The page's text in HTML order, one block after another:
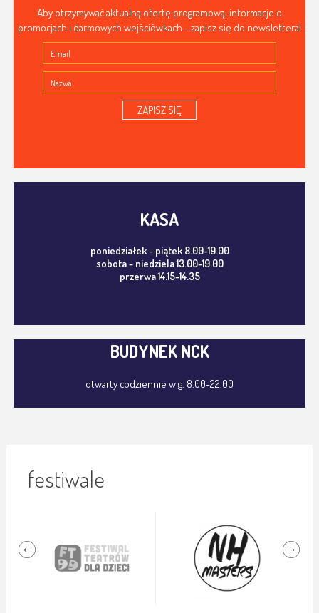
Aby otrzymywać aktualną ofertę programową, informacje o
promocjach i darmowych wejściówkach - zapisz się do newslettera!
ZAPISZ SIĘ
KASA
poniedziałek - piątek 8.00-19.00
sobota - niedziela 13.00-19.00
przerwa 14.15-14.35
BUDYNEK NCK
otwarty codziennie w g. 8.00-22.00
festiwale